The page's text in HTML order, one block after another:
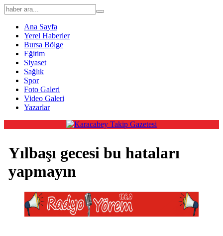
Ana Sayfa
Yerel Haberler
Bursa Bölge
Eğitim
Siyaset
Sağlık
Spor
Foto Galeri
Video Galeri
Yazarlar
Yılbaşı gecesi bu hataları
yapmayın